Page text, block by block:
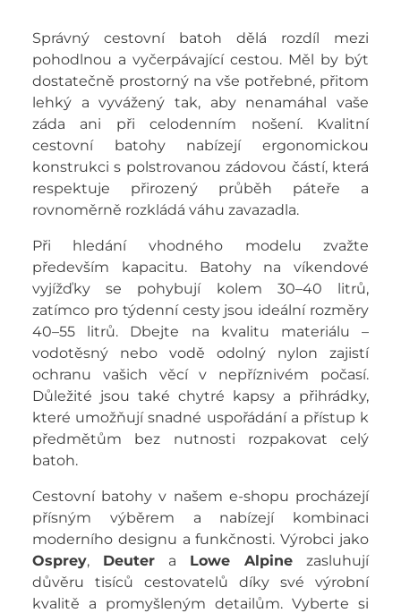
Správný cestovní batoh dělá rozdíl mezi
pohodlnou a vyčerpávající cestou. Měl by být
dostatečně prostorný na vše potřebné, přitom
lehký a vyvážený tak, aby nenamáhal vaše
záda ani při celodenním nošení. Kvalitní
cestovní batohy nabízejí ergonomickou
konstrukci s polstrovanou zádovou částí, která
respektuje přirozený průběh páteře a
rovnoměrně rozkládá váhu zavazadla.
Při hledání vhodného modelu zvažte
především kapacitu. Batohy na víkendové
vyjížďky se pohybují kolem 30–40 litrů,
zatímco pro týdenní cesty jsou ideální rozměry
40–55 litrů. Dbejte na kvalitu materiálu –
vodotěsný nebo vodě odolný nylon zajistí
ochranu vašich věcí v nepříznivém počasí.
Důležité jsou také chytré kapsy a přihrádky,
které umožňují snadné uspořádání a přístup k
předmětům bez nutnosti rozpakovat celý
batoh.
Cestovní batohy v našem e-shopu procházejí
přísným výběrem a nabízejí kombinaci
moderního designu a funkčnosti. Výrobci jako
Osprey, Deutera Lowe Alpine zasluhují
důvěru tisíců cestovatelů díky své výrobní
kvalitě a promyšleným detailům. Vyberte si